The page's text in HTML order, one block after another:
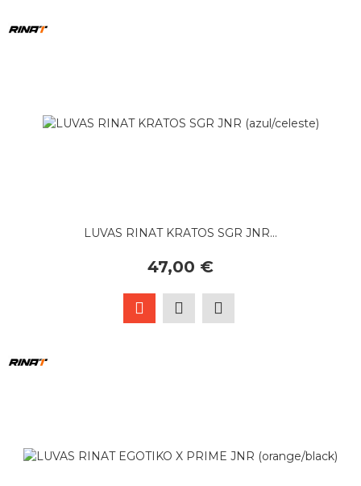
LUVAS RINAT KRATOS SGR JNR...
47,00 €